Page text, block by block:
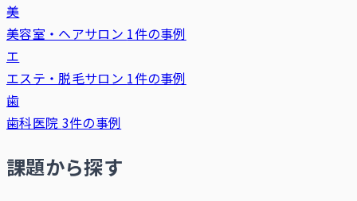
美
美容室・ヘアサロン 1件の事例
エ
エステ・脱毛サロン 1件の事例
歯
歯科医院 3件の事例
課題から探す